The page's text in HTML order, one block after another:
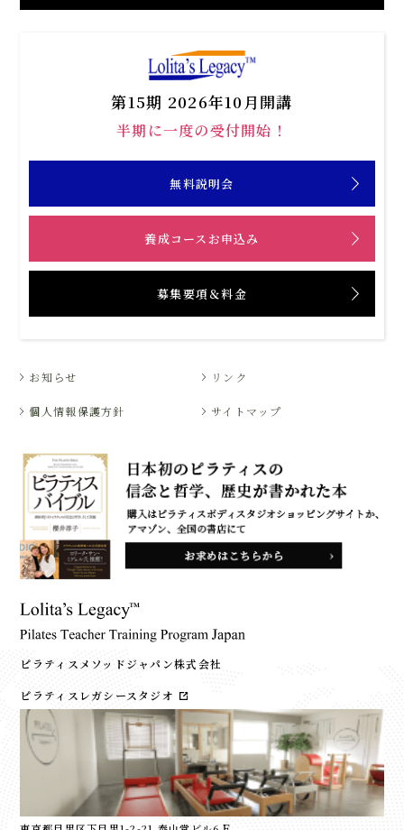
第15期 2026年10月開講
半期に一度の受付開始！
無料説明会
養成コースお申込み
募集要項＆料金
ピラティスメソッドジャパン株式会社
ピラティスレガシースタジオ
お知らせ リンク
個人情報保護方針 サイトマップ